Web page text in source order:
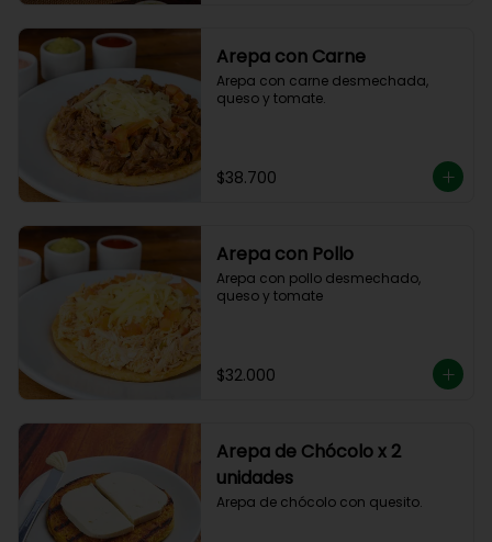
Arepa con Carne
Arepa con carne desmechada,
queso y tomate.
$38.700
Arepa con Pollo
Arepa con pollo desmechado,
queso y tomate
$32.000
Arepa de Chócolo x 2
unidades
Arepa de chócolo con quesito.